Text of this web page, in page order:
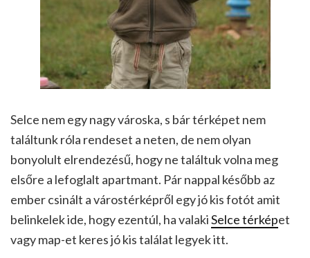
Selce nem egy nagy városka, s bár térképet nem
találtunk róla rendeset a neten, de nem olyan
bonyolult elrendezésű, hogy ne találtuk volna meg
elsőre a lefoglalt apartmant. Pár nappal később az
ember csinált a várostérképről egy jó kis fotót amit
belinkelek ide, hogy ezentúl, ha valakiSelce térképet
vagy map-et keres jó kis találat legyek itt.